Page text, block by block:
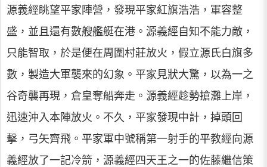
源義經眺望平家陣營，發現平家紅旗浩浩，軍容整
盛，並且還有數艘艦艇在港。源義經自知不能力敵，
只能智取，於是便在周圍村莊放火，假立源氏白旗多
數，製造大軍襲來的幻象。平家見狀大驚，以為一之
谷奇襲再現，倉皇奪船奔走。源義經趁勢搶灘上岸，
迅速沖入本陣放火。不久，平家發現中計，掉頭回
擊，弓矢齊飛。平家軍中號稱第一射手的平教經向源
義經放了一記冷箭，源義經四天王之一的佐藤繼信策